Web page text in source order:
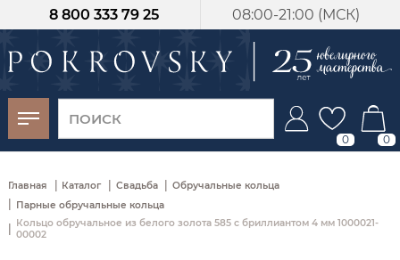
08:00-21:00 (МСК)
8 800 333 79 25
0 0
Главная | Каталог | Свадьба | Обручальные кольца
Парные обручальные кольца
|
Кольцо обручальное из белого золота 585 с бриллиантом 4 мм 1000021-
00002
-30%
от 15 дней с
момента оплаты